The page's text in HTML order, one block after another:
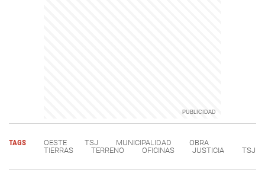
TAGS OESTE TSJ MUNICIPALIDAD
OBRA
TIERRAS
TERRENO OFICINAS JUSTICIA TSJ